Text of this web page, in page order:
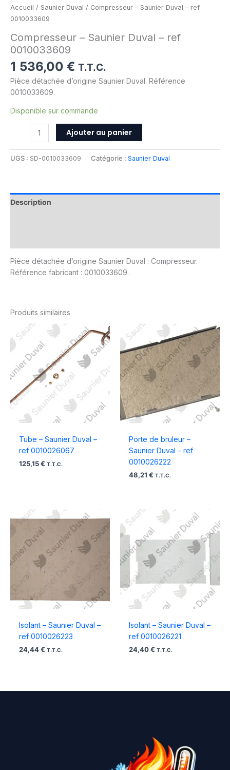
Accueil / Saunier Duval / Compresseur – Saunier Duval – ref
0010033609
Compresseur – Saunier Duval – ref
0010033609
1 536,00 € T.T.C.
Pièce détachée d’origine Saunier Duval. Référence
0010033609.
Disponible sur commande
Ajouter au panier
UGS : SD-0010033609 Catégorie : Saunier Duval
Description
Pièce détachée d’origine Saunier Duval : Compresseur.
Référence fabricant : 0010033609.
Produits similaires
Tube – Saunier Duval –
ref 0010026067
125,15 € T.T.C.
Porte de bruleur –
Saunier Duval – ref
0010026222
48,21 € T.T.C.
Isolant – Saunier Duval –
ref 0010026223
24,44 € T.T.C.
Isolant – Saunier Duval –
ref 0010026221
24,40 € T.T.C.